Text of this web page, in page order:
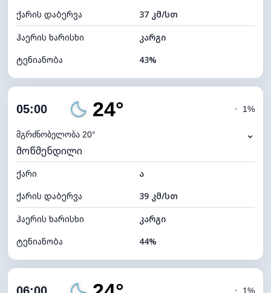
ღრუბლის სიმაღლე 11680 მ
ქარის დაბერვა
37 კმ/სთ
ჰაერის ხარისხი
კარგი
ტენიანობა
43%
ღრუბლიანობა
ნამის წერტილი
ხილვადობა
განათების ინდექსი 0 (ბნელი)
ღრუბლის სიმაღლე 11680 მ
05:00 24°
მგრძნობელობა 20°
◔ 1%
⌄
მოწმენდილი
ქარი
ა
ქარის დაბერვა
39 კმ/სთ
ჰაერის ხარისხი
კარგი
ტენიანობა
44%
ღრუბლიანობა
◔ 1%